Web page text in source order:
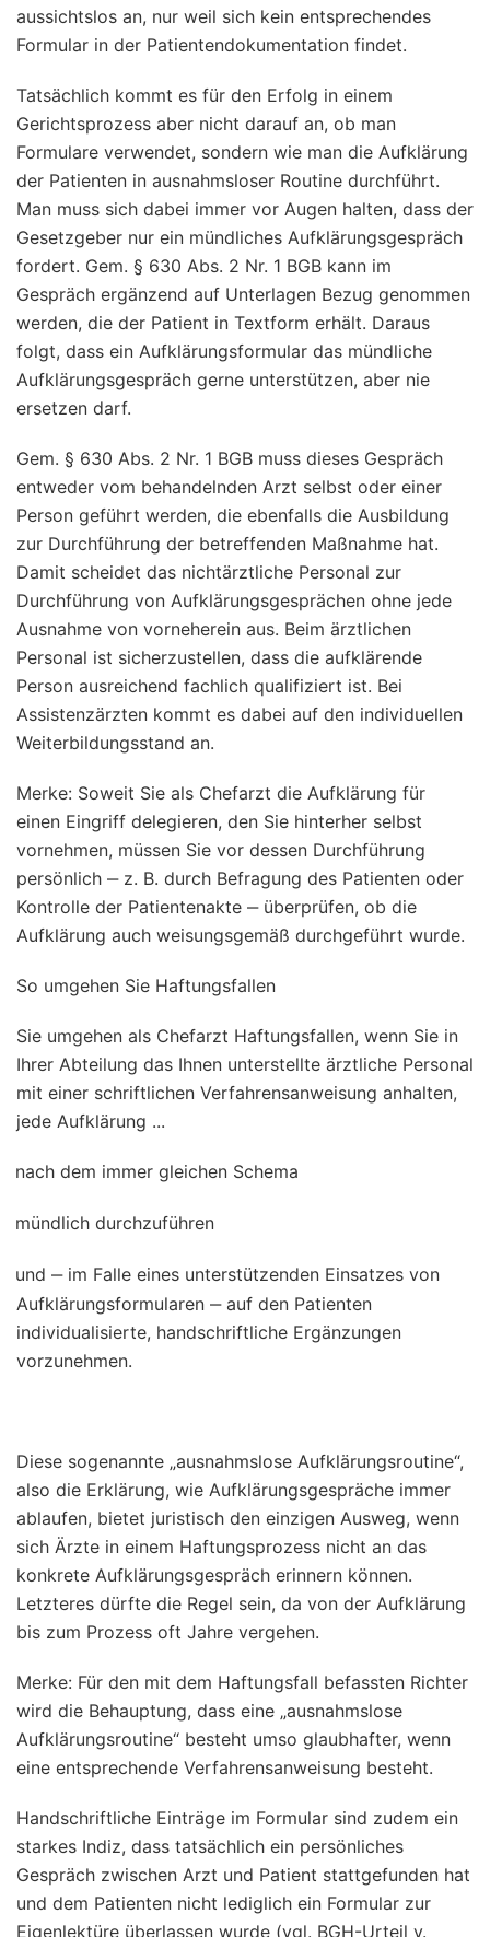
aussichtslos an, nur weil sich kein entsprechendes
Formular in der Patientendokumentation findet.
Tatsächlich kommt es für den Erfolg in einem
Gerichtsprozess aber nicht darauf an, ob man
Formulare verwendet, sondern wie man die Aufklärung
der Patienten in ausnahmsloser Routine durchführt.
Man muss sich dabei immer vor Augen halten, dass der
Gesetzgeber nur ein mündliches Aufklärungsgespräch
fordert. Gem. § 630 Abs. 2 Nr. 1 BGB kann im
Gespräch ergänzend auf Unterlagen Bezug genommen
werden, die der Patient in Textform erhält. Daraus
folgt, dass ein Aufklärungsformular das mündliche
Aufklärungsgespräch gerne unterstützen, aber nie
ersetzen darf.
Gem. § 630 Abs. 2 Nr. 1 BGB muss dieses Gespräch
entweder vom behandelnden Arzt selbst oder einer
Person geführt werden, die ebenfalls die Ausbildung
zur Durchführung der betreffenden Maßnahme hat.
Damit scheidet das nichtärztliche Personal zur
Durchführung von Aufklärungsgesprächen ohne jede
Ausnahme von vorneherein aus. Beim ärztlichen
Personal ist sicherzustellen, dass die aufklärende
Person ausreichend fachlich qualifiziert ist. Bei
Assistenzärzten kommt es dabei auf den individuellen
Weiterbildungsstand an.
Merke: Soweit Sie als Chefarzt die Aufklärung für
einen Eingriff delegieren, den Sie hinterher selbst
vornehmen, müssen Sie vor dessen Durchführung
persönlich ‒ z. B. durch Befragung des Patienten oder
Kontrolle der Patientenakte ‒ überprüfen, ob die
Aufklärung auch weisungsgemäß durchgeführt wurde.
So umgehen Sie Haftungsfallen
Sie umgehen als Chefarzt Haftungsfallen, wenn Sie in
Ihrer Abteilung das Ihnen unterstellte ärztliche Personal
mit einer schriftlichen Verfahrensanweisung anhalten,
jede Aufklärung ...
nach dem immer gleichen Schema
mündlich durchzuführen
und ‒ im Falle eines unterstützenden Einsatzes von
Aufklärungsformularen ‒ auf den Patienten
individualisierte, handschriftliche Ergänzungen
vorzunehmen.
Diese sogenannte „ausnahmslose Aufklärungsroutine“,
also die Erklärung, wie Aufklärungsgespräche immer
ablaufen, bietet juristisch den einzigen Ausweg, wenn
sich Ärzte in einem Haftungsprozess nicht an das
konkrete Aufklärungsgespräch erinnern können.
Letzteres dürfte die Regel sein, da von der Aufklärung
bis zum Prozess oft Jahre vergehen.
Merke: Für den mit dem Haftungsfall befassten Richter
wird die Behauptung, dass eine „ausnahmslose
Aufklärungsroutine“ besteht umso glaubhafter, wenn
eine entsprechende Verfahrensanweisung besteht.
Handschriftliche Einträge im Formular sind zudem ein
starkes Indiz, dass tatsächlich ein persönliches
Gespräch zwischen Arzt und Patient stattgefunden hat
und dem Patienten nicht lediglich ein Formular zur
Eigenlektüre überlassen wurde (vgl. BGH-Urteil v.